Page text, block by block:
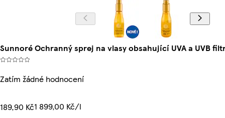
Sunnoré Ochranný sprej na vlasy obsahující UVA a UVB
Zatím žádné hodnocení
189,90 Kč1 899,00 Kč/l